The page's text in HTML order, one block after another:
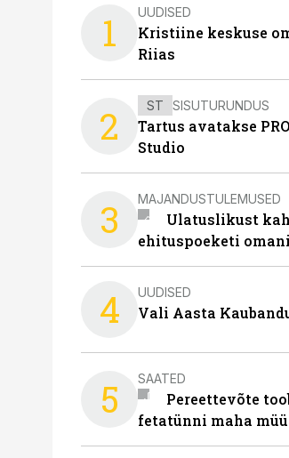
1 UUDISED
Kristiine keskuse
Riias
2 ST SISUTURUNDUS
Tartus avatakse
Studio
3 MAJANDUSTULEMUSED
Ulatuslikust
ehituspoeketi
4 UUDISED
Vali Aasta
5 SAATED
Pereettevõte
fetatünni maha